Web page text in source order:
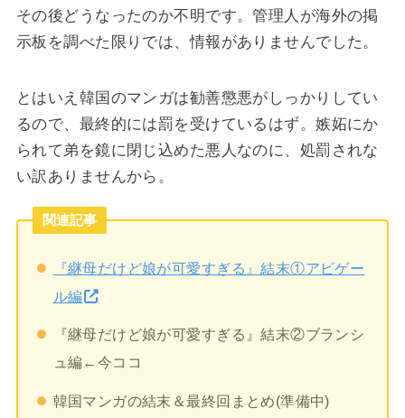
その後どうなったのか不明です。管理人が海外の掲
示板を調べた限りでは、情報がありませんでした。
とはいえ韓国のマンガは勧善懲悪がしっかりしてい
るので、最終的には罰を受けているはず。嫉妬にか
られて弟を鏡に閉じ込めた悪人なのに、処罰されな
い訳ありませんから。
関連記事
『継母だけど娘が可愛すぎる』結末①アビゲー
ル編
『継母だけど娘が可愛すぎる』結末②ブランシ
ュ編←今ココ
韓国マンガの結末＆最終回まとめ(準備中)